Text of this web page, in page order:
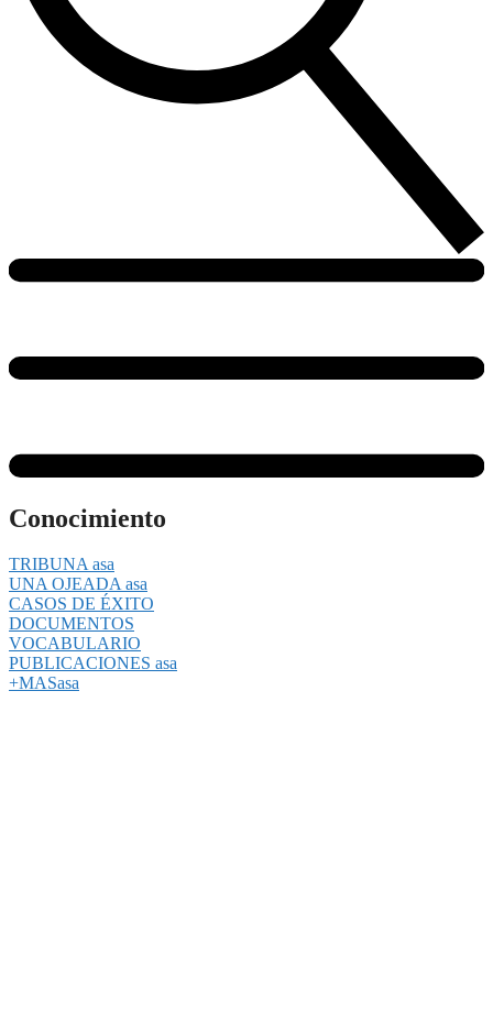
Conocimiento
TRIBUNA asa
UNA OJEADA asa
CASOS DE ÉXITO
DOCUMENTOS
VOCABULARIO
PUBLICACIONES asa
+MASasa